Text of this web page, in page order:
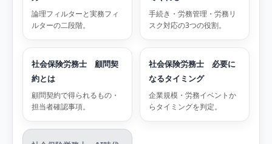
論理フィルターと実務フィ
ルターの二段階。
手続き・労務管理・労務リ
スク対応の3つの役割。
社会保険労務士 顧問契
約とは
顧問契約で得られるもの・
担当者確認事項。
社会保険労務士 必要に
なるタイミング
企業規模・労務イベントか
らタイミングを判定。